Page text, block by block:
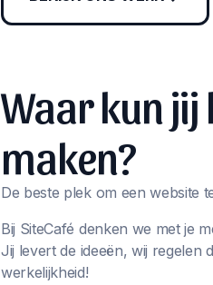
Waar kun jij
maken?
De beste plek om een website
Bij SiteCafé denken we met je
Jij levert de ideeën, wij regelen
werkelijkheid!